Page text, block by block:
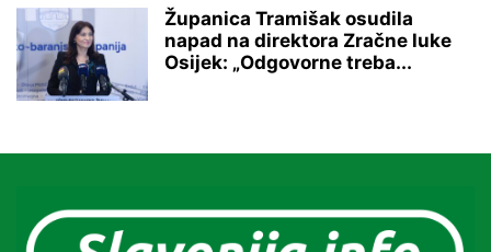
Županica Tramišak osudila
napad na direktora Zračne luke
Osijek: „Odgovorne treba...